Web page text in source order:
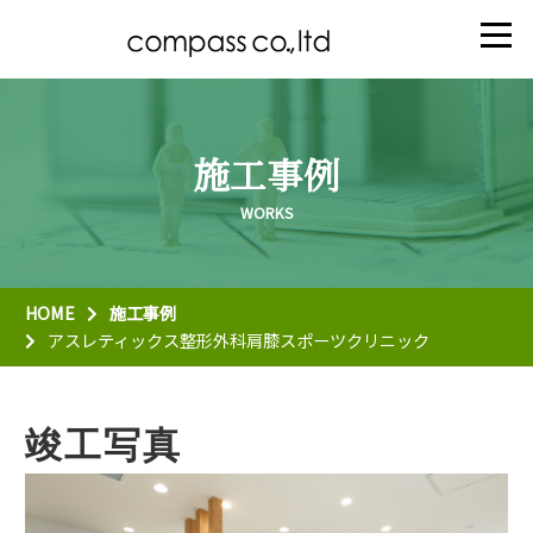
施工事例
HOME
施工事例
アスレティックス整形外科肩膝スポーツクリニック
竣工写真